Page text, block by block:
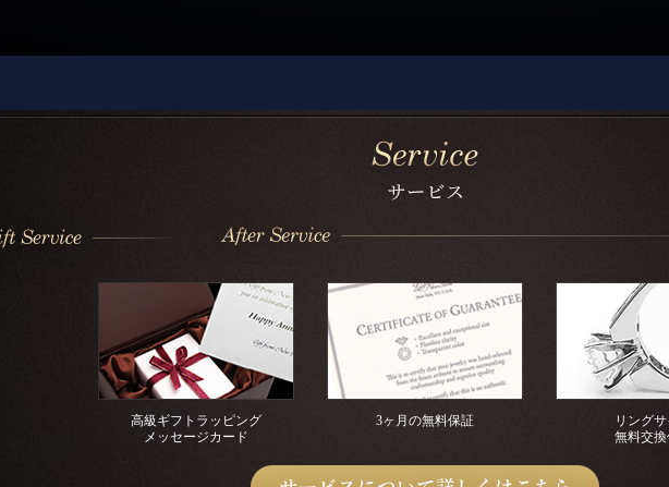
高級ギフトラッピング
メッセージカード
3ヶ月の無料保証
リング
無料交